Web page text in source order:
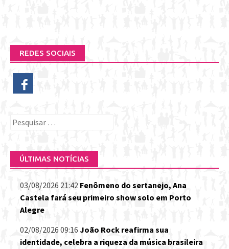
REDES SOCIAIS
Pesquisar
ÚLTIMAS NOTÍCIAS
03/08/2026 21:42 Fenômeno do sertanejo, Ana
Castela fará seu primeiro show solo em Porto
Alegre
02/08/2026 09:16 João Rock reafirma sua
identidade, celebra a riqueza da música brasileira